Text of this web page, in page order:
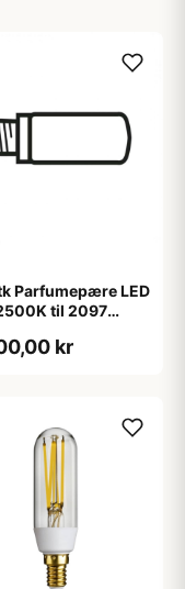
Parfumepære LED
til 2097
kr